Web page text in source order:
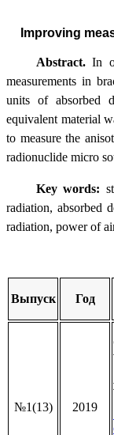
Improving
Abstract.In
measurements in
units of absorbed
equivalent material
to measure the
radionuclide micro
Key words:
radiation, absorbed
radiation, power of
Выпуск Год
№1(13) 2019